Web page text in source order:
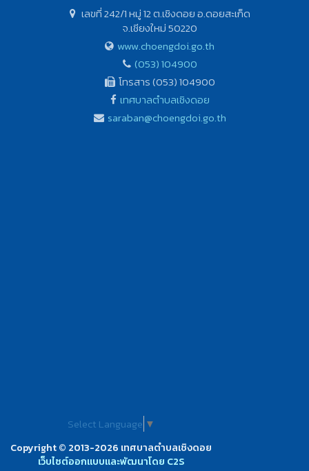
เลขที่ 242/1 หมู่ 12 ต.เชิงดอย อ.ดอยสะเก็ด
จ.เชียงใหม่ 50220
www.choengdoi.go.th
(053) 104900
โทรสาร (053) 104900
เทศบาลตำบลเชิงดอย
saraban@choengdoi.go.th
Select Language ▼
Copyright © 2013-2026 เทศบาลตำบลเชิงดอย
เว็บไซต์ออกแบบและพัฒนาโดย C2S